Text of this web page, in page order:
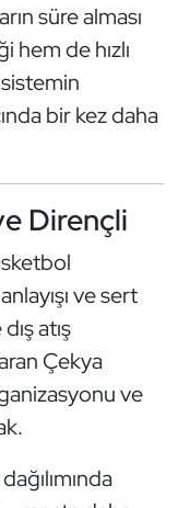
süre alması
de hızlı
bir kez daha
Dirençli
ve sert
atış
Çekya
ve